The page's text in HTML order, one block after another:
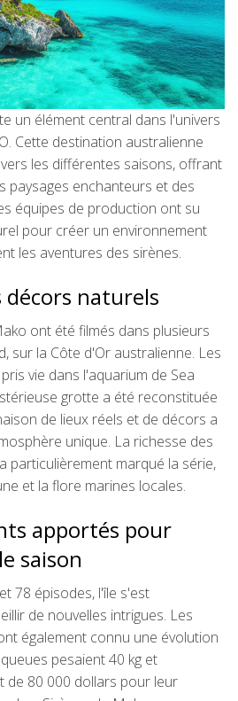
un élément central dans l'univers
Cette destination australienne
les différentes saisons, offrant
paysages enchanteurs et des
équipes de production ont su
pour créer un environnement
les aventures des sirènes.
naturels
ont été filmés dans plusieurs
sur la Côte d'Or australienne. Les
vie dans l'aquarium de Sea
grotte a été reconstituée
de lieux réels et de décors a
unique. La richesse des
particulièrement marqué la série,
et la flore marines locales.
apportés pour
saison
78 épisodes, l'île s'est
de nouvelles intrigues. Les
également connu une évolution
pesaient 40 kg et
de 80 000 dollars pour leur